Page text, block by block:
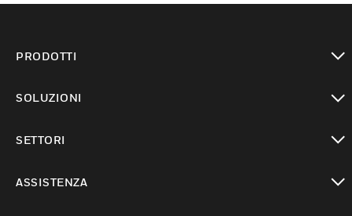
PRODOTTI
SOLUZIONI
SETTORI
ASSISTENZA